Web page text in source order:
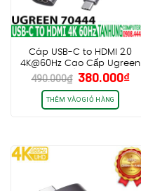
Cáp USB-C to HDMI 2.0
4K@60Hz Cao Cấp Ugreen
70444 (Vỏ Nhôm)
490.000₫ Giá
gốc
là:
490.000₫.
380.000₫Giá
THÊM VÀO GIỎ HÀNG